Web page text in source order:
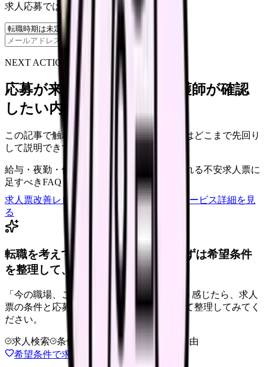
求人応募ではありません。
保存
NEXT ACTION FOR CLINICS
応募が来ない求人票を、看護師が確認
したい内容に直せます
この記事で触れた不安を、自院の求人票ではどこまで先回り
して説明できていますか？
給与・夜勤・休日の見せ方 応募前に離脱される不安求人票に
足すべきFAQ
求人票改善レビューの見積もりを依頼
サービス詳細を見
る
転職を考えている看護師さんへ。まずは希望条件
を整理して、求人を見比べられます。
「今の職場、このままでいいのかな...」そう感じたら、求人
票の条件と応募前に確認したい不安を分けて整理してみてく
ださい。
求人検索 条件整理 相談だけOK
退会自由
希望条件で求人を探す